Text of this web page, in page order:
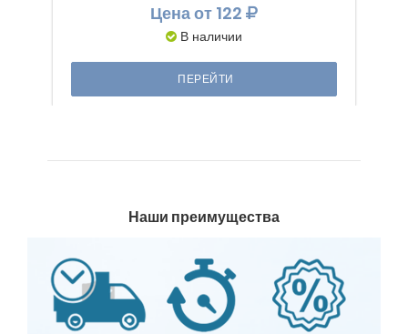
Ценаот 122
В наличии
ПЕРЕЙТИ
Наши преимущества